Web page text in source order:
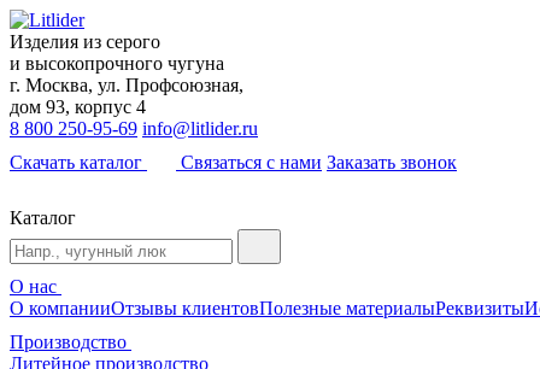
Изделия из серого
и высокопрочного чугуна
г. Москва, ул. Профсоюзная,
дом 93, корпус 4
8 800 250-95-69 info@litlider.ru
Скачать каталог
Связаться с нами Заказать звонок
Каталог
О нас
О компанииОтзывы клиентовПолезные материалыРеквизиты
Производство
Литейное производство